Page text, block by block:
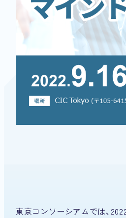
東京コンソーシアムでは、